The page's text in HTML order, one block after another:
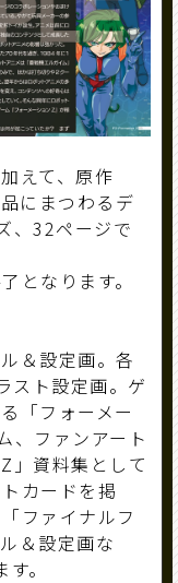
えて、原作
にまつわるデ
、32ページで
となります。
＆設定画。各
スト設定画。ゲ
「フォーメー
、ファンアート
」資料集として
カードを掲
ファイナルフ
＆設定画な
。